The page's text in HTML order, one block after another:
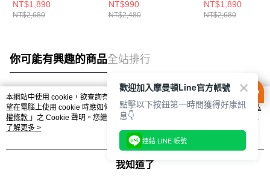
A13852C
NT$1,890
NT$2,680
A12407C
NT$990
NT$2,480
A13438C
NT$1,890
NT$2,680
你可能有興趣的商品全站排行
熱門標籤
本網站中使用 cookie，欲查詢有關本網站使用 cookie 方式之詳情，及若您不希
望在電腦上使用 cookie 時應如何變更電腦的 cookie 設定，請參閱本網站「
隱私
權條款 」之 Cookie 聲明。您繼續使用本網站即表示您同意本公司得按本網站使
用條款之 Cookie 聲明使用 cookie。
了解更多 >
我知道了
歡迎加入摩曼頓Line官方帳號
點擊以下按鈕第一時間獲得好康訊
息👇
連結 LINE 帳號